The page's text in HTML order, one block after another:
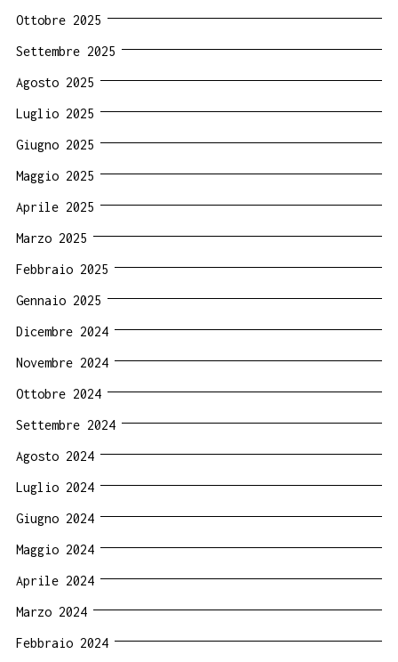
Ottobre 2025
Settembre 2025
Agosto 2025
Luglio 2025
Giugno 2025
Maggio 2025
Aprile 2025
Marzo 2025
Febbraio 2025
Gennaio 2025
Dicembre 2024
Novembre 2024
Ottobre 2024
Settembre 2024
Agosto 2024
Luglio 2024
Giugno 2024
Maggio 2024
Aprile 2024
Marzo 2024
Febbraio 2024